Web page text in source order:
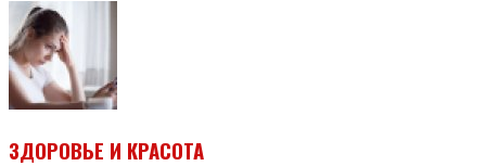
ЗДОРОВЬЕ И КРАСОТА